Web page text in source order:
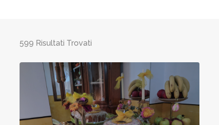
599 Risultati Trovati